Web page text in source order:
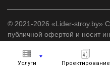
Услуги Проектирование